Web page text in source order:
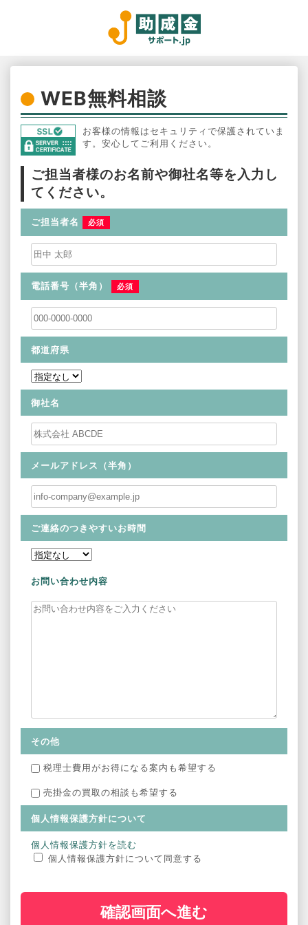
WEB無料相談
お客様の情報はセキュリティで保護されていま
す。安心してご利用ください。
ご担当者様のお名前や御社名等を入力し
てください。
ご担当者名 必須
電話番号（半角） 必須
都道府県
御社名
メールアドレス（半角）
ご連絡のつきやすいお時間
お問い合わせ内容
その他
税理士費用がお得になる案内も希望する
売掛金の買取の相談も希望する
個人情報保護方針について
個人情報保護方針を読む
個人情報保護方針について同意する